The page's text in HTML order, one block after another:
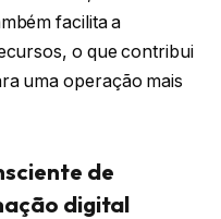
facilita a
o que contribui
uma operação mais
de
digital